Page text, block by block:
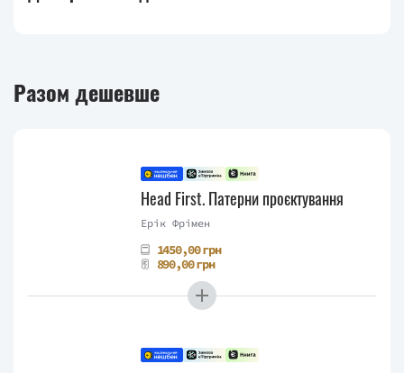
Разом дешевше
Head First. Патерни проєктування
Ерік Фрімен
1450,00 грн
890,00 грн